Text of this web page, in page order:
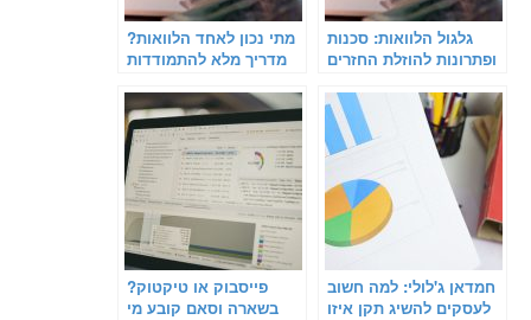
מתי נכון לאחד הלוואות?
מדריך מלא להתמודדות
לנשימה
גלגול הלוואות: סכנות
ופתרונות להוזלת החזרים
פייסבוק או טיקטוק?
בשארה וסאם קובע מי
חמדאן ג'לולי: למה חשוב
לעסקים להשיג תקן איזו